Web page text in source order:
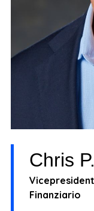
Chris
Finanziario